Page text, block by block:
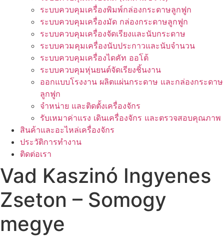
ระบบควบคุมเครื่องพิมพ์กล่องกระดาษลูกฟูก
ระบบควบคุมเครื่องมัด กล่องกระดาษลูกฟูก
ระบบควบคุมเครื่องจัดเรียงและนับกระดาษ
ระบบควมคุมเครื่องนับประกาวและนับจำนวน
ระบบควบคุมเครื่องไดคัท ออโต้
ระบบควบคุมหุ่นยนต์จัดเรียงชิ้นงาน
ออกแบบโรงงาน ผลิตแผ่นกระดาษ และกล่องกระดาษ
ลูกฟูก
จำหน่าย และติดตั้งเครื่องจักร
รับเหมาค่าแรง เดินเครื่องจักร และตรวจสอบคุณภาพ
สินค้าและอะไหล่เครื่องจักร
ประวัติการทำงาน
ติดต่อเรา
Vad Kaszinó Ingyenes
Zseton – Somogy
megye